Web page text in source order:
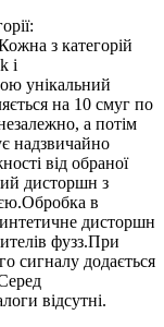
з категорій
і
унікальний
на 10 смуг по
а потім
надзвичайно
від обраної
дисторшн з
в
дисторшн
фузз.При
сигналу додається
відсутні.